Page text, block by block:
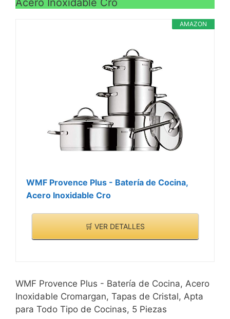
Acero Inoxidable Cro
AMAZON
WMF Provence Plus - Batería de Cocina,
Acero Inoxidable Cro
🛒 VER DETALLES
WMF Provence Plus - Batería de Cocina, Acero
Inoxidable Cromargan, Tapas de Cristal, Apta
para Todo Tipo de Cocinas, 5 Piezas